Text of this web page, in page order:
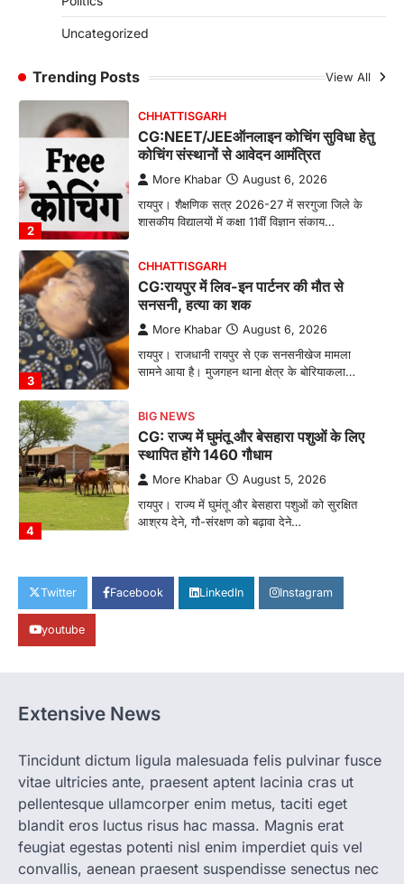
Uncategorized
Trending Posts View All
बिक्री और अन्य गंभीर अनियमितताओं के…
2
CHHATTISGARH
CG:NEET/JEEऑनलाइन कोचिंग सुविधा हेतु
कोचिंग संस्थानों से आवेदन आमंत्रित
More Khabar August 6, 2026
रायपुर। शैक्षणिक सत्र 2026-27 में सरगुजा जिले के
शासकीय विद्यालयों में कक्षा 11वीं विज्ञान संकाय…
3
CHHATTISGARH
CG:रायपुर में लिव-इन पार्टनर की मौत से
सनसनी, हत्या का शक
More Khabar August 6, 2026
रायपुर। राजधानी रायपुर से एक सनसनीखेज मामला
सामने आया है। मुजगहन थाना क्षेत्र के बोरियाकला…
4
BIG NEWS
CG: राज्य में घुमंतू और बेसहारा पशुओं के लिए
स्थापित होंगे 1460 गौधाम
More Khabar August 5, 2026
रायपुर। राज्य में घुमंतू और बेसहारा पशुओं को सुरक्षित
आश्रय देने, गौ-संरक्षण को बढ़ावा देने…
CG: शराब दुकानों में गड़बड़ी पर आबकारी
विभाग का बड़ा एक्शन
बिक्री और अन्य गंभीर अनियमितताओं के…
2
CHHATTISGARH
कोचिंग संस्थानों से आवेदन आमंत्रित
More Khabar August 6, 2026
रायपुर। शैक्षणिक सत्र 2026-27 में सरगुजा जिले के
शासकीय विद्यालयों में कक्षा 11वीं विज्ञान संकाय…
CHHATTISGARH
Twitter Facebook LinkedIn Instagram
youtube
Extensive News
Tincidunt dictum ligula malesuada felis pulvinar fusce
vitae ultricies ante, praesent aptent lacinia cras ut
pellentesque ullamcorper enim metus, taciti eget
blandit eros luctus risus hac massa. Magnis erat
feugiat egestas potenti nisl enim imperdiet quis vel
convallis, aenean praesent suspendisse senectus nec